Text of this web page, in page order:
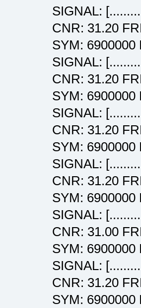
SIGNAL:
CNR: 31.20
SYM: 6900000
SIGNAL:
CNR: 31.20
SYM: 6900000
SIGNAL:
CNR: 31.20
SYM: 6900000
SIGNAL:
CNR: 31.20
SYM: 6900000
SIGNAL:
CNR: 31.00
SYM: 6900000
SIGNAL:
CNR: 31.20
SYM: 6900000